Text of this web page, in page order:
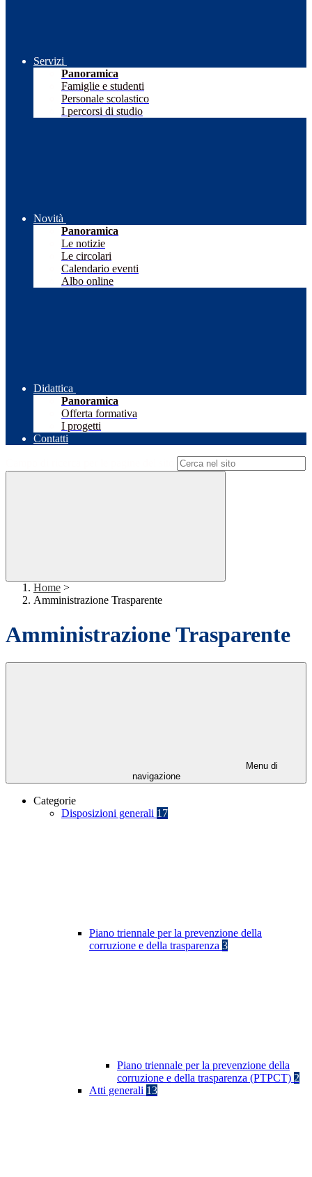
Servizi
Panoramica
Famiglie e studenti
Personale scolastico
I percorsi di studio
Novità
Panoramica
Le notizie
Le circolari
Calendario eventi
Albo online
Didattica
Panoramica
Offerta formativa
I progetti
Contatti
Home >
Amministrazione Trasparente
Amministrazione Trasparente
Menu di
navigazione
Categorie
Disposizioni generali 17
Piano triennale per la prevenzione della
corruzione e della trasparenza 3
Piano triennale per la prevenzione della
corruzione e della trasparenza (PTPCT) 2
Atti generali 13